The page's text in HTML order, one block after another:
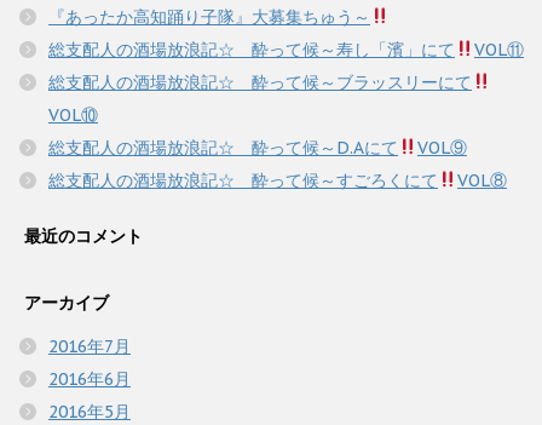
『あったか高知踊り子隊』大募集ちゅう～
総支配人の酒場放浪記☆ 酔って候～寿し「濱」にて
VOL⑪
総支配人の酒場放浪記☆ 酔って候～ブラッスリーにて
VOL⑩
総支配人の酒場放浪記☆ 酔って候～D.Aにて
VOL⑨
総支配人の酒場放浪記☆ 酔って候～すごろくにて
VOL⑧
最近のコメント
アーカイブ
2016年7月
2016年6月
2016年5月